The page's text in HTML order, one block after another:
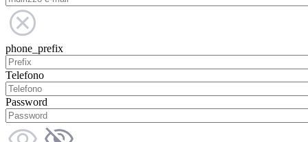
phone_prefix
Telefono
Password